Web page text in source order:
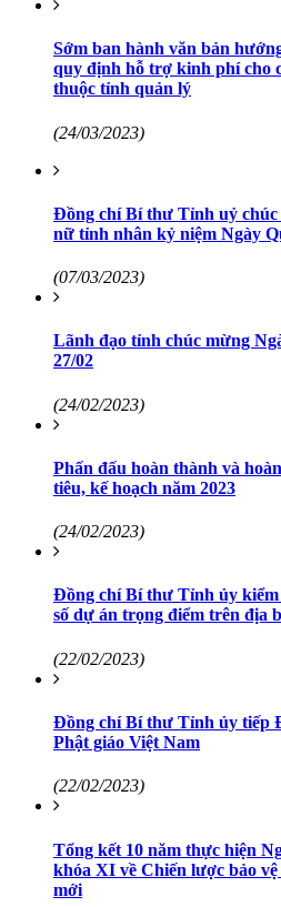
Sớm ban hành văn bản
quy định hỗ trợ kinh phí cho
thuộc tỉnh quản lý
(24/03/2023)
Đồng chí Bí thư Tỉnh uỷ
nữ tỉnh nhân kỷ niệm Ngày
(07/03/2023)
Lãnh đạo tỉnh chúc mừng
27/02
(24/02/2023)
Phấn đấu hoàn thành và
tiêu, kế hoạch năm 2023
(24/02/2023)
Đồng chí Bí thư Tỉnh ủy
số dự án trọng điểm trên địa
(22/02/2023)
Đồng chí Bí thư Tỉnh ủy tiếp
Phật giáo Việt Nam
(22/02/2023)
Tổng kết 10 năm thực hiện
khóa XI về Chiến lược bảo
mới